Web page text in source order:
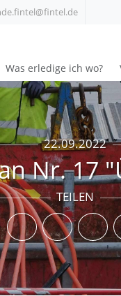
Was erledige ich wo?
22.09.2022
Nr. 17
TEILEN